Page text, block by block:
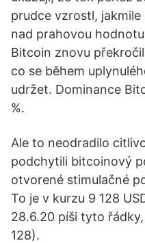
prudce vzrostl,
nad prahovou
Bitcoin znovu
co se během
udržet. Dominance
%.
Ale to neodradilo
podchytili bitcoinový
otvorené stimulačné
To je v kurzu 9 128
28.6.20 píši tyto
128).